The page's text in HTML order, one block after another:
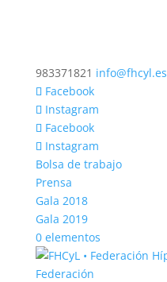
983371821 info@fhcyl.es
Facebook
Instagram
Facebook
Instagram
Bolsa de trabajo
Prensa
Gala 2018
Gala 2019
0 elementos
Federación